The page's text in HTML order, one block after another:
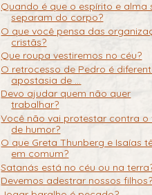
Quando é que o espírito e alma
separam do corpo?
O que você pensa das
cristãs?
Que roupa vestiremos no céu?
O retrocesso de Pedro é
apostasia de ...
Devo ajudar quem não quer
trabalhar?
Você não vai protestar contra o
de humor?
O que Greta Thunberg e Isaías
em comum?
Satanás está no céu ou na
Devemos adestrar nossos filhos?